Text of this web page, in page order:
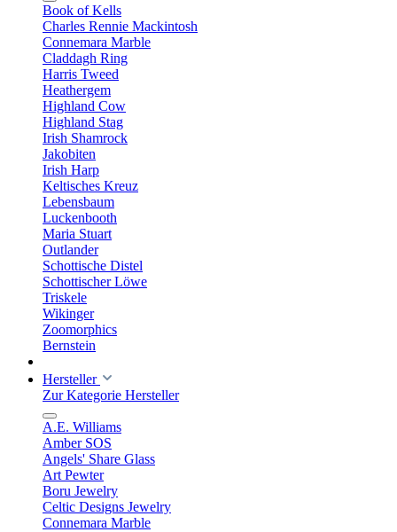
Book of Kells
Charles Rennie Mackintosh
Connemara Marble
Claddagh Ring
Harris Tweed
Heathergem
Highland Cow
Highland Stag
Irish Shamrock
Jakobiten
Irish Harp
Keltisches Kreuz
Lebensbaum
Luckenbooth
Maria Stuart
Outlander
Schottische Distel
Schottischer Löwe
Triskele
Wikinger
Zoomorphics
Bernstein
Hersteller
Zur Kategorie Hersteller
A.E. Williams
Amber SOS
Angels' Share Glass
Art Pewter
Boru Jewelry
Celtic Designs Jewelry
Connemara Marble